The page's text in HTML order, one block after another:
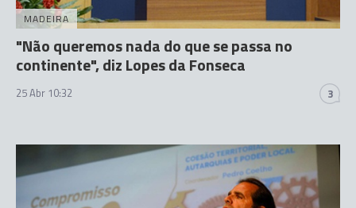
MADEIRA
"Não queremos nada do que se passa no
continente", diz Lopes da Fonseca
25 Abr 10:32 3